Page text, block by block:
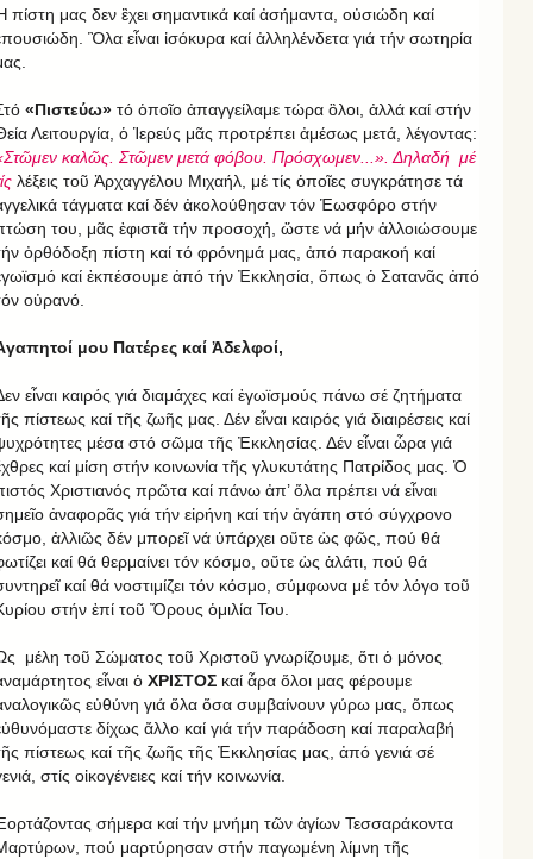
πίστη μας δεν ἒχει σημαντικά καί ἀσήμαντα, οὐσιώδη καί
Ὃλα εἶναι ἰσόκυρα καί ἀλληλένδετα γιά τήν σωτηρία
«Πιστεύω» τό ὁποῖο ἀπαγγείλαμε τώρα ὃλοι, ἀλλά καί στήν
Λειτουργία, ὁ Ἱερεύς μᾶς προτρέπει ἀμέσως μετά, λέγοντας:
καλῶς. Στῶμεν μετά φόβου. Πρόσχωμεν...». Δηλαδή μέ
λέξεις τοῦ Ἀρχαγγέλου Μιχαήλ, μέ τίς ὁποῖες συγκράτησε τά
τάγματα καί δέν ἀκολούθησαν τόν Ἑωσφόρο στήν
του, μᾶς ἐφιστᾶ τήν προσοχή, ὥστε νά μήν ἀλλοιώσουμε
ὀρθόδοξη πίστη καί τό φρόνημά μας, ἀπό παρακοή καί
καί ἐκπέσουμε ἀπό τήν Ἐκκλησία, ὅπως ὁ Σατανᾶς ἀπό
οὐρανό.
μου Πατέρες καί Ἀδελφοί,
εἶναι καιρός γιά διαμάχες καί ἐγωϊσμούς πάνω σέ ζητήματα
πίστεως καί τῆς ζωῆς μας. Δέν εἶναι καιρός γιά διαιρέσεις καί
μέσα στό σῶμα τῆς Ἐκκλησίας. Δέν εἶναι ὧρα γιά
καί μίση στήν κοινωνία τῆς γλυκυτάτης Πατρίδος μας. Ὁ
Χριστιανός πρῶτα καί πάνω ἀπ’ ὅλα πρέπει νά εἶναι
ἀναφορᾶς γιά τήν εἰρήνη καί τήν ἀγάπη στό σύγχρονο
ἀλλιῶς δέν μπορεῖ νά ὑπάρχει οὔτε ὡς φῶς, πού θά
καί θά θερμαίνει τόν κόσμο, οὔτε ὡς ἁλάτι, πού θά
καί θά νοστιμίζει τόν κόσμο, σύμφωνα μέ τόν λόγο τοῦ
στήν ἐπί τοῦ Ὄρους ὁμιλία Του.
μέλη τοῦ Σώματος τοῦ Χριστοῦ γνωρίζουμε, ὅτι ὁ μόνος
εἶναι ὁ ΧΡΙΣΤΟΣ καί ἆρα ὅλοι μας φέρουμε
εὐθύνη γιά ὅλα ὅσα συμβαίνουν γύρω μας, ὅπως
δίχως ἄλλο καί γιά τήν παράδοση καί παραλαβή
πίστεως καί τῆς ζωῆς τῆς Ἐκκλησίας μας, ἀπό γενιά σέ
στίς οἰκογένειες καί τήν κοινωνία.
σήμερα καί τήν μνήμη τῶν ἁγίων Τεσσαράκοντα
πού μαρτύρησαν στήν παγωμένη λίμνη τῆς